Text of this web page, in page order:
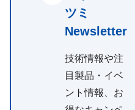
ツミ
Newsletter
技術情報や注
目製品・イベ
ント情報、お